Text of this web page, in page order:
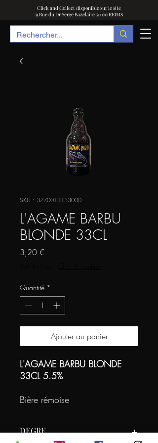
Click and Collect disponible sur le site
9 Rue du Dr Serge Bazelaire 51100 REIMS
SKU : 3770011133000
L'AGAME BARBU
BLONDE 33CL
3,20 €
Quantité *
Ajouter au panier
L'AGAME BARBU BLONDE
33CL 5.5%
Bière rémoise
DEGRE